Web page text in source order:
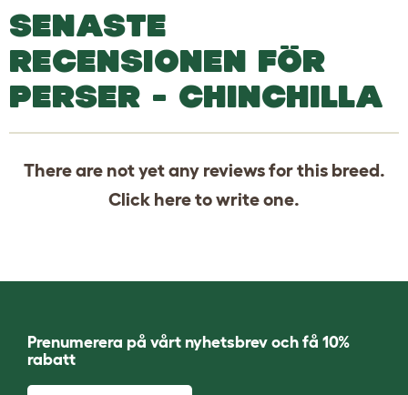
SENASTE
RECENSIONEN FÖR
PERSER - CHINCHILLA
There are not yet any reviews for this breed.
Click hereto write one.
Prenumerera på vårt nyhetsbrev och få 10%
rabatt